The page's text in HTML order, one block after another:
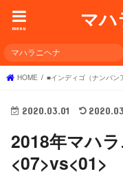
マハ
menu
マハラニヘナ
HOME ■インディゴ（ナンバン
2020.03.01
2018年マハ
<07>vs<01>